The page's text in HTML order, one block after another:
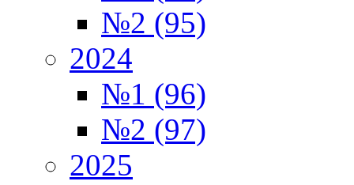
№2 (95)
2024
№1 (96)
№2 (97)
2025